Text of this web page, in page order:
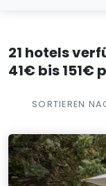
21 hotels
41€ bis 151€
SORTIEREN